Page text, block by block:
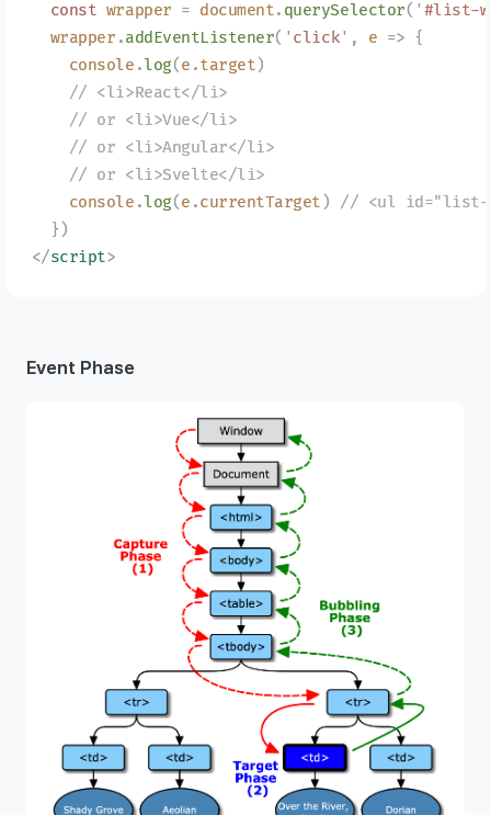
  const
wrapper = document. querySelector( '#list-
  wrapper
.addEventListener( 'click' , e => {
    console
.log(e .target)
    // <li>React</li>
    // or <li>Vue</li>
    // or <li>Angular</li>
    // or <li>Svelte</li>
    console
.log(e .currentTarget ) // <ul id="list-
  })
</script>
Event Phase